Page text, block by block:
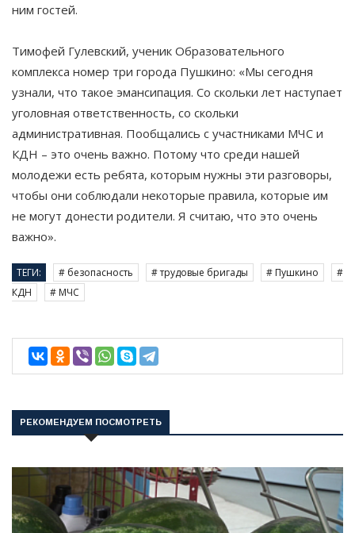
ним гостей.
Тимофей Гулевский, ученик Образовательного
комплекса номер три города Пушкино: «Мы сегодня
узнали, что такое эмансипация. Со скольки лет наступает
уголовная ответственность, со скольки
административная. Пообщались с участниками МЧС и
КДН – это очень важно. Потому что среди нашей
молодежи есть ребята, которым нужны эти разговоры,
чтобы они соблюдали некоторые правила, которые им
не могут донести родители. Я считаю, что это очень
важно».
ТЕГИ: # безопасность # трудовые бригады # Пушкино
#
КДН
# МЧС
РЕКОМЕНДУЕМ ПОСМОТРЕТЬ